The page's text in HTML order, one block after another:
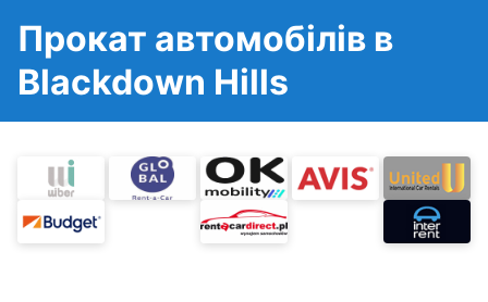
Прокат автомобілів в
Blackdown Hills